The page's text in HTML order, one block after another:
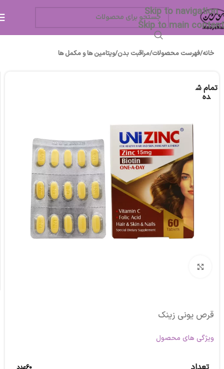
Skip to navigation
Skip to main content
خانه/فهرست محصولات/مراقبت بدن/ویتامین ها و مکمل ها
تمام ش
ده
قرص یونی زینک
ویژگی های محصول